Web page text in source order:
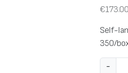
€173.00
Self-
350/
-